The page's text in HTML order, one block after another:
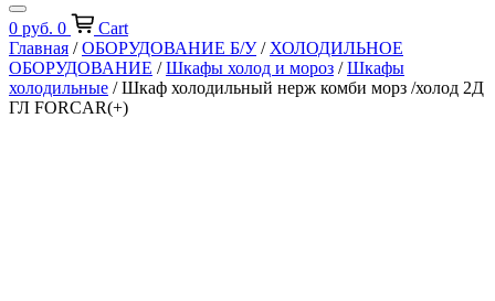
0 руб. 0
Cart
Главная /ОБОРУДОВАНИЕ Б/У/ ХОЛОДИЛЬНОЕ
ОБОРУДОВАНИЕ /Шкафы холод и мороз /Шкафы
холодильные / Шкаф холодильный нерж комби морз /холод 2Д
ГЛ FORCAR(+)